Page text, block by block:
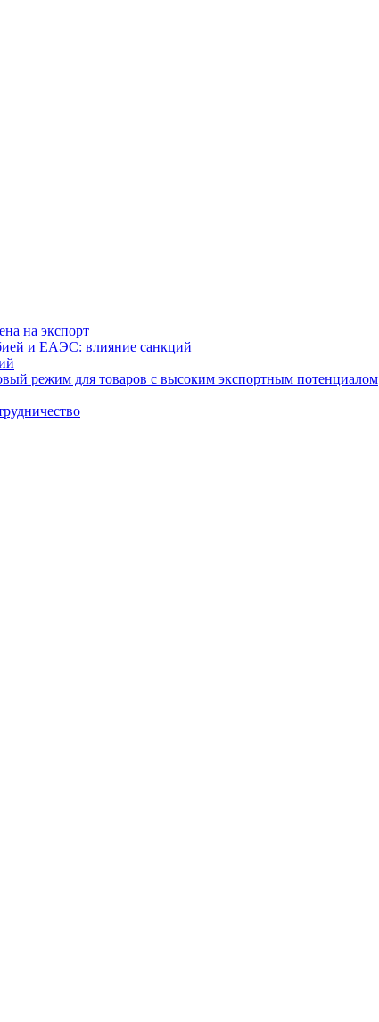
на экспорт
и ЕАЭС: влияние санкций
режим для товаров с высоким экспортным потенциалом